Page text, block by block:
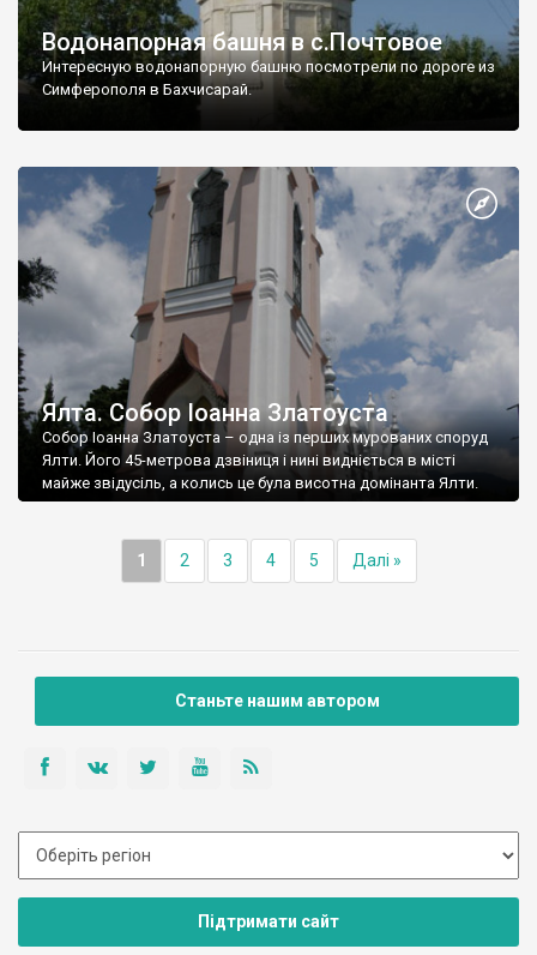
Водонапорная башня в с.Почтовое
Интересную водонапорную башню посмотрели по дороге из
Симферополя в Бахчисарай.
Ялта. Собор Іоанна Златоуста
Собор Іоанна Златоуста – одна із перших мурованих споруд
Ялти. Його 45-метрова дзвіниця і нині видніється в місті
майже звідусіль, а колись це була висотна домінанта Ялти.
1 2 3 4 5 Далі »
Станьте нашим автором
Підтримати сайт